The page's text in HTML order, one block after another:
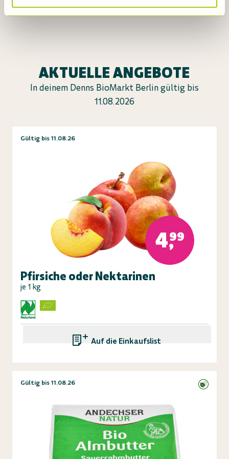
AKTUELLE ANGEBOTE
In deinem Denns BioMarkt Berlin gültig bis
11.08.2026
Gültig bis 11.08.26
4,99
Pfirsiche oder Nektarinen
je 1 kg
Auf die Einkaufsliste
Gültig bis 11.08.26